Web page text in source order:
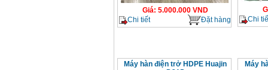
Giá: 5.000.000VND
Chi tiết
Đặt hàng
Chi
Máy hàn điện trở HDPE Huajin
Máy